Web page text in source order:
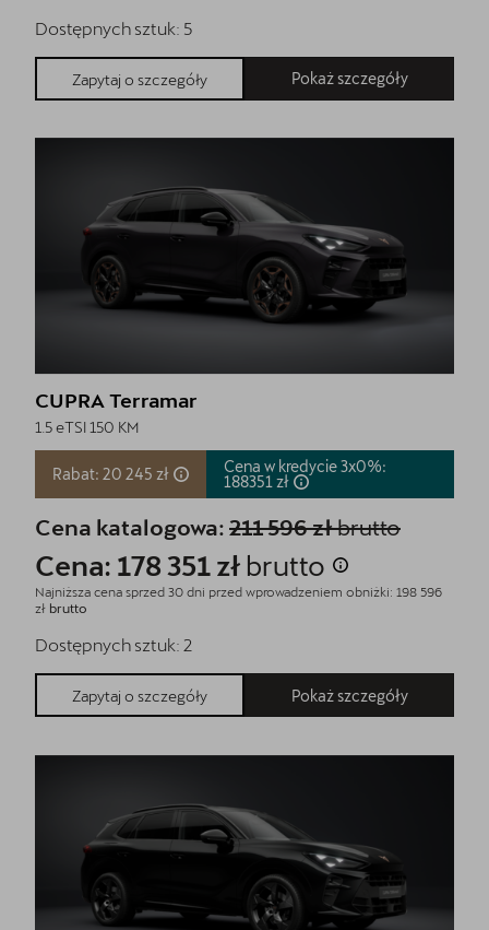
Dostępnych sztuk: 5
Zapytaj o szczegóły Pokaż szczegóły
CUPRA Terramar
1.5 eTSI 150 KM
Rabat: 20 245 zł
Cena w kredycie 3x0%:
188351 zł
Cena katalogowa: 211 596 złbrutto
Cena: 178 351 zł brutto
Najniższa cena sprzed 30 dni przed wprowadzeniem obniżki: 198 596
zł brutto
Dostępnych sztuk: 2
Zapytaj o szczegóły Pokaż szczegóły